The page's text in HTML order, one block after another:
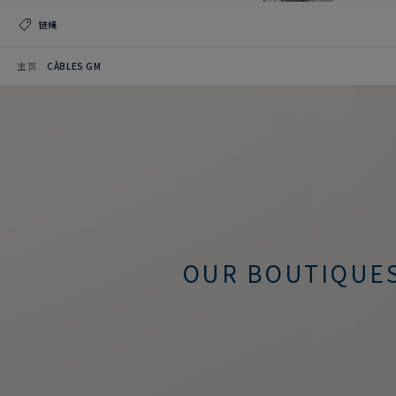
链绳
主页 CÂBLES GM
OUR